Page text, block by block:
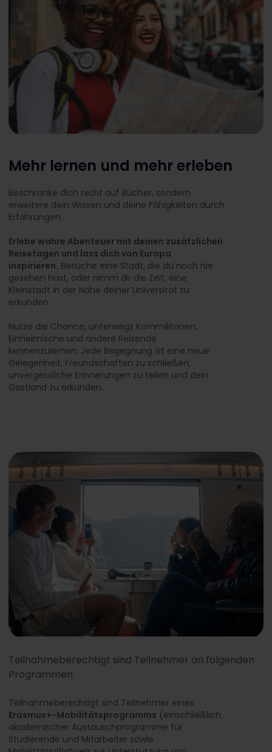
Mehr lernen und mehr erleben
Beschränke dich nicht auf Bücher, sondern
erweitere dein Wissen und deine Fähigkeiten durch
Erfahrungen.
Erlebe wahre Abenteuer mit deinen zusätzlichen
Reisetagen und lass dich von Europa
inspirieren. Besuche eine Stadt, die du noch nie
gesehen hast, oder nimm dir die Zeit, eine
Kleinstadt in der Nähe deiner Universität zu
erkunden.
Nutze die Chance, unterwegs Kommilitonen,
Einheimische und andere Reisende
kennenzulernen. Jede Begegnung ist eine neue
Gelegenheit, Freundschaften zu schließen,
unvergessliche Erinnerungen zu teilen und dein
Gastland zu erkunden.
Teilnahmeberechtigt sind Teilnehmer an folgenden
Programmen:
Teilnahmeberechtigt sind Teilnehmer eines
Erasmus+-Mobilitätsprogramms (einschließlich
akademischer Austauschprogramme für
Studierende und Mitarbeiter sowie